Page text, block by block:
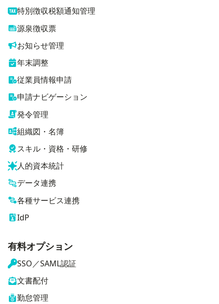
特別徴収税額通知管理
源泉徴収票
お知らせ管理
年末調整
従業員情報申請
申請ナビゲーション
発令管理
組織図・名簿
スキル・資格・研修
人的資本統計
データ連携
各種サービス連携
IdP
有料オプション
SSO／SAML認証
文書配付
勤怠管理